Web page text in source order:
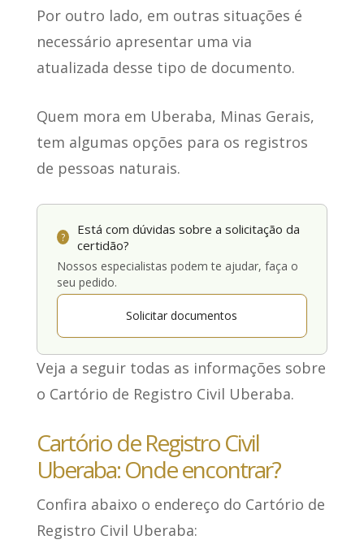
Por outro lado, em outras situações é
necessário apresentar uma via
atualizada desse tipo de documento.
Quem mora em Uberaba, Minas Gerais,
tem algumas opções para os registros
de pessoas naturais.
?
Está com dúvidas sobre a solicitação da
certidão?
Nossos especialistas podem te ajudar, faça o
seu pedido.
Solicitar documentos
Veja a seguir todas as informações sobre
o Cartório de Registro Civil Uberaba.
Cartório de Registro Civil
Uberaba: Onde encontrar?
Confira abaixo o endereço do Cartório de
Registro Civil Uberaba: